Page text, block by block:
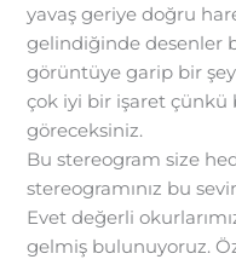
yavaş geriye doğru
gelindiğinde desenler
görüntüye garip bir
çok iyi bir işaret çünkü
göreceksiniz.
Bu stereogram size
stereogramınız bu
Evet değerli
gelmiş bulunuyoruz.